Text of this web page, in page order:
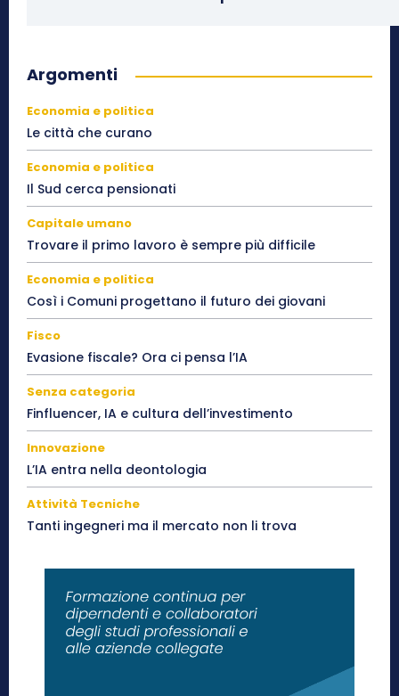
Argomenti
Economia e politica
Le città che curano
Economia e politica
Il Sud cerca pensionati
Capitale umano
Trovare il primo lavoro è sempre più difficile
Economia e politica
Così i Comuni progettano il futuro dei giovani
Fisco
Evasione fiscale? Ora ci pensa l’IA
Senza categoria
Finfluencer, IA e cultura dell’investimento
Innovazione
L’IA entra nella deontologia
Attività Tecniche
Tanti ingegneri ma il mercato non li trova